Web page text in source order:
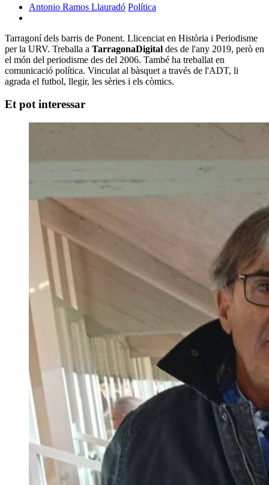
Antonio Ramos Llauradó Política
Tarragoní dels barris de Ponent. Llicenciat en Història i Periodisme
per la URV. Treballa a TarragonaDigital des de l'any 2019, però en
el món del periodisme des del 2006. També ha treballat en
comunicació política. Vinculat al bàsquet a través de l'ADT, li
agrada el futbol, llegir, les sèries i els còmics.
Et pot interessar